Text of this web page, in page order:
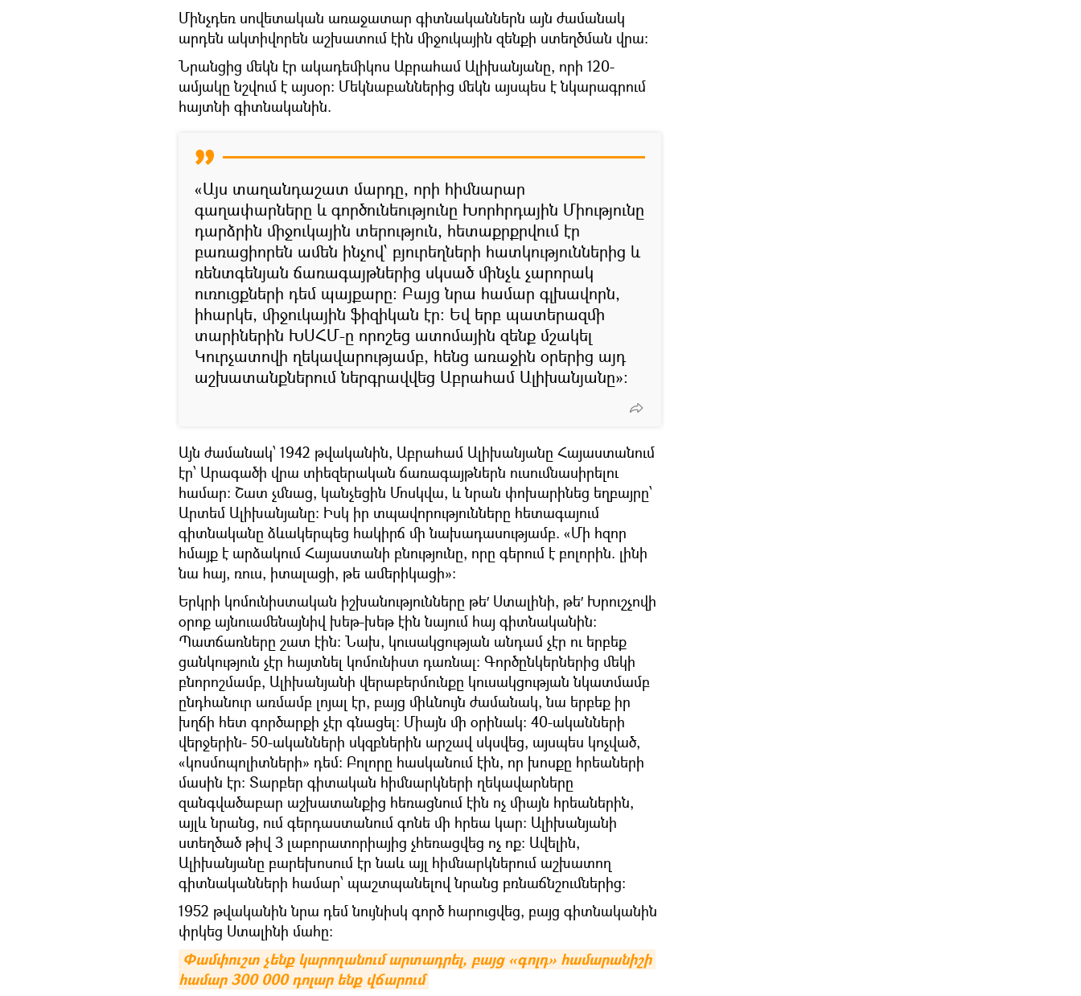
Մինչդեռ սովետական առաջատար գիտնականներն այն ժամանակ
արդեն ակտիվորեն աշխատում էին միջուկային զենքի ստեղծման վրա։
Նրանցից մեկն էր ակադեմիկոս Աբրահամ Ալիխանյանը, որի 120-
ամյակը նշվում է այսօր։ ​Մեկնաբաններից մեկն այսպես է նկարագրում
հայտնի գիտնականին.
«Այս տաղանդաշատ մարդը, որի հիմնարար
գաղափարները և գործունեությունը Խորհրդային Միությունը
դարձրին միջուկային տերություն, հետաքրքրվում էր
բառացիորեն ամեն ինչով՝ բյուրեղների հատկություններից և
ռենտգենյան ճառագայթներից սկսած մինչև չարորակ
ուռուցքների դեմ պայքարը։ Բայց նրա համար գլխավորն,
իհարկե, միջուկային ֆիզիկան էր։ Եվ երբ պատերազմի
տարիներին ԽՍՀՄ-ը որոշեց ատոմային զենք մշակել
Կուրչատովի ղեկավարությամբ, հենց առաջին օրերից այդ
աշխատանքներում ներգրավվեց Աբրահամ Ալիխանյանը»։
Այն ժամանակ՝ 1942 թվականին, Աբրահամ Ալիխանյանը Հայաստանում
էր՝ Արագածի վրա տիեզերական ճառագայթներն ուսումնասիրելու
համար։ Շատ չմնաց, կանչեցին Մոսկվա, և նրան փոխարինեց եղբայրը՝
Արտեմ Ալիխանյանը։ Իսկ իր տպավորությունները հետագայում
գիտնականը ձևակերպեց հակիրճ մի նախադասությամբ. «Մի հզոր
հմայք է արձակում Հայաստանի բնությունը, որը գերում է բոլորին. լինի
նա հայ, ռուս, իտալացի, թե ամերիկացի»։
Երկրի կոմունիստական իշխանությունները թե′ Ստալինի, թե′ Խրուշչովի
օրոք այնուամենայնիվ խեթ-խեթ էին նայում հայ գիտնականին։
Պատճառները շատ էին։ Նախ, կուսակցության անդամ չէր ու երբեք
ցանկություն չէր հայտնել կոմունիստ դառնալ։ Գործընկերներից մեկի
բնորոշմամբ, Ալիխանյանի վերաբերմունքը կուսակցության նկատմամբ
ընդհանուր առմամբ լոյալ էր, բայց միևնույն ժամանակ, նա երբեք իր
խղճի հետ գործարքի չէր գնացել։ Միայն մի օրինակ։ 40-ականների
վերջերին- 50-ականների սկզբներին արշավ սկսվեց, այսպես կոչված,
«կոսմոպոլիտների» դեմ։ Բոլորը հասկանում էին, որ խոսքը հրեաների
մասին էր։ Տարբեր գիտական հիմնարկների ղեկավարները
զանգվածաբար աշխատանքից հեռացնում էին ոչ միայն հրեաներին,
այլև նրանց, ում գերդաստանում գոնե մի հրեա կար։ Ալիխանյանի
ստեղծած թիվ 3 լաբորատորիայից չհեռացվեց ոչ ոք։ Ավելին,
Ալիխանյանը բարեխոսում էր նաև այլ հիմնարկներում աշխատող
գիտնականների համար՝ պաշտպանելով նրանց բռնաճնշումներից։
1952 թվականին նրա դեմ նույնիսկ գործ հարուցվեց, բայց գիտնականին
փրկեց Ստալինի մահը։
Փամփուշտ չենք կարողանում արտադրել, բայց «գոլդ» համարանիշի
համար 300 000 դոլար ենք վճարում